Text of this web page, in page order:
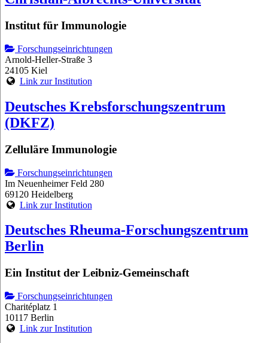
Institut für Immunologie
Forschungseinrichtungen
Arnold-Heller-Straße 3
24105 Kiel
Link zur Institution
Deutsches Krebsforschungszentrum
(DKFZ)
Zelluläre Immunologie
Forschungseinrichtungen
Im Neuenheimer Feld 280
69120 Heidelberg
Link zur Institution
Deutsches Rheuma-Forschungszentrum
Berlin
Ein Institut der Leibniz-Gemeinschaft
Forschungseinrichtungen
Charitéplatz 1
10117 Berlin
Link zur Institution